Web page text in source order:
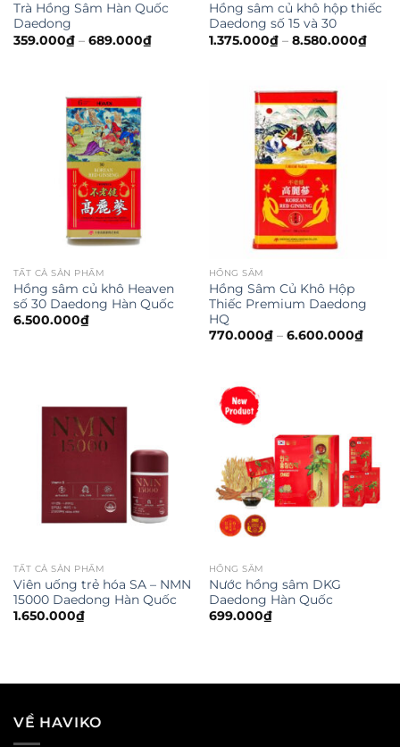
Trà Hồng Sâm Hàn Quốc
Daedong
359.000₫– 689.000₫
Hồng sâm củ khô hộp thiếc
Daedong số 15 và 30
1.375.000₫– 8.580.000₫
TẤT CẢ SẢN PHẨM
Hồng sâm củ khô Heaven
số 30 Daedong Hàn Quốc
6.500.000₫
HỒNG SÂM
Hồng Sâm Củ Khô Hộp
Thiếc Premium Daedong
HQ
770.000₫– 6.600.000₫
TẤT CẢ SẢN PHẨM
Viên uống trẻ hóa SA – NMN
15000 Daedong Hàn Quốc
1.650.000₫
HỒNG SÂM
Nước hồng sâm DKG
Daedong Hàn Quốc
699.000₫
VỀ HAVIKO